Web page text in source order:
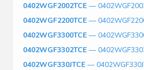
0402WGF2002TCE —
0402WGF2200TCE —
0402WGF3300TCE —
0402WGF3302TCE —
0402WGF330JTCE —